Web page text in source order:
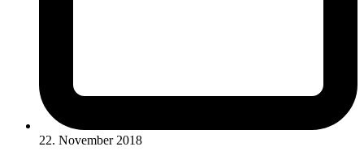
22. November 2018